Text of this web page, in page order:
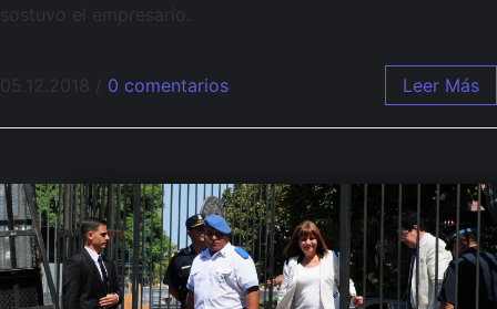
sostuvo el empresario.
05.12.2018 0 comentarios Leer Más